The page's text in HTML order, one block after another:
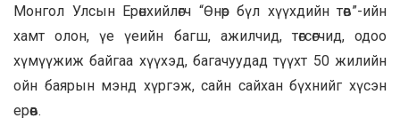
Монгол Улсын Ерөнхийлөгч “Өнөр бүл хүүхдийн төв”-ийн
хамт олон, үе үеийн багш, ажилчид, төгсөгчид, одоо
хүмүүжиж байгаа хүүхэд, багачуудад түүхт 50 жилийн
ойн баярын мэнд хүргэж, сайн сайхан бүхнийг хүсэн
ерөөв.